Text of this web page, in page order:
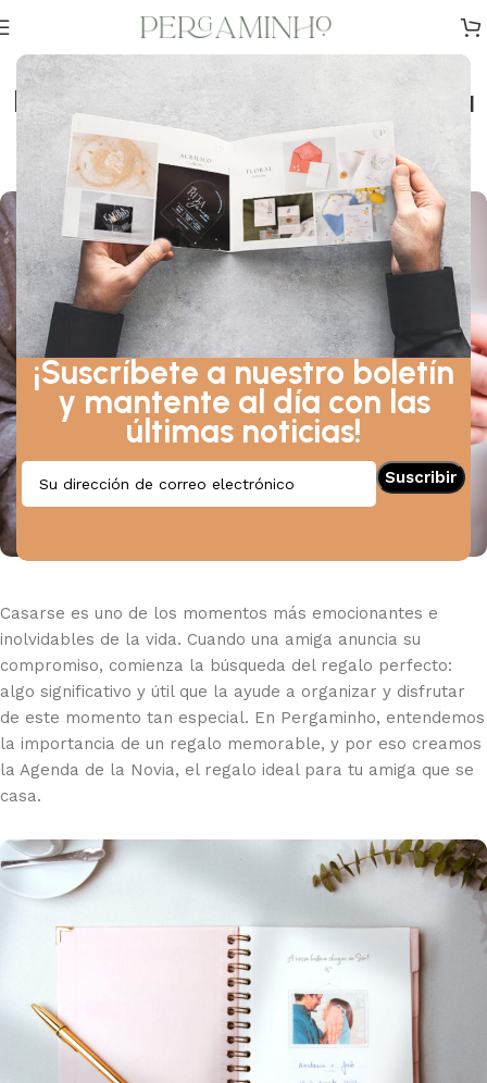
¡Suscríbete a nuestro boletín
y mantente al día con las
últimas noticias!
CONSEJOS
El regalo perfecto para tu amiga
que se va a casar.
En 1 de diciembre de 2024
Casarse es uno de los momentos más emocionantes e
inolvidables de la vida. Cuando una amiga anuncia su
compromiso, comienza la búsqueda del regalo perfecto:
algo significativo y útil que la ayude a organizar y disfrutar
de este momento tan especial. En Pergaminho, entendemos
la importancia de un regalo memorable, y por eso creamos
la Agenda de la Novia, el regalo ideal para tu amiga que se
casa.